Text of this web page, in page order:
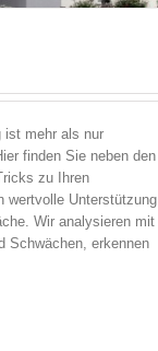
ist mehr als nur
finden Sie neben den
zu Ihren
wertvolle Unterstützung
Wir analysieren mit
Schwächen, erkennen